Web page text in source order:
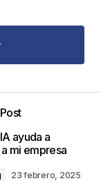
están
ayuda a
mi empresa
23 febrero, 2025